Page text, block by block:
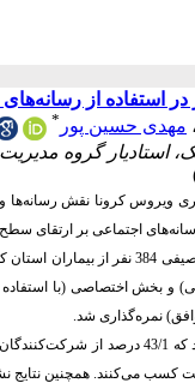
در استفاده از
، مهدی حسین پور *
استادیار گروه
ویروس کرونا نقش
رسانه‌های اجتماعی بر ارتقای
در این مطالعه تحلیلی-
می‌کنند. همچنین نتایج